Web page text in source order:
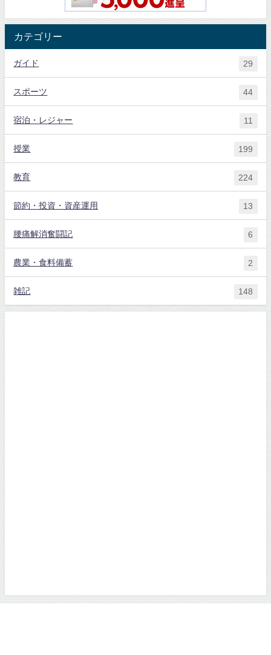
カテゴリー
ガイド 29
スポーツ 44
宿泊・レジャー 11
授業 199
教育 224
節約・投資・資産運用 13
腰痛解消奮闘記 6
農業・食料備蓄 2
雑記 148